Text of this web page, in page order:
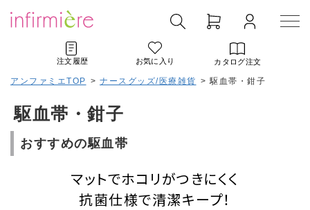
注文履歴 お気に入り カタログ注文
アンファミエTOP > ナースグッズ/医療雑貨 >駆血帯・鉗子
駆血帯・鉗子
おすすめの駆血帯
マットでホコリがつきにくく
抗菌仕様で清潔キープ！